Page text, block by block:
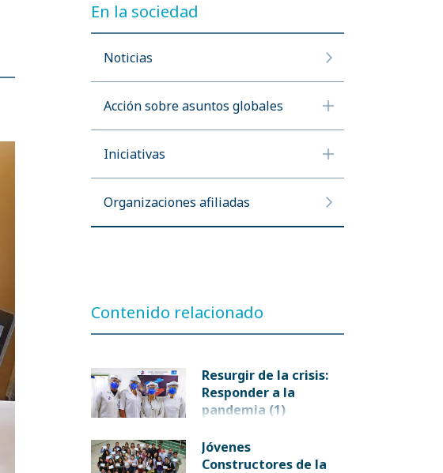
En la sociedad
Noticias
Acción sobre asuntos globales
Iniciativas
Organizaciones afiliadas
Contenido relacionado
Resurgir de la crisis:
Responder a la
pandemia (1)
Jóvenes
Constructores de la